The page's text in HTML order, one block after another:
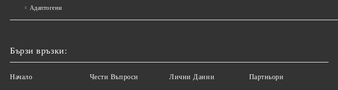
Адаптогени
Бързи връзки:
Начало Чести Въпроси Лични Данни Партньори